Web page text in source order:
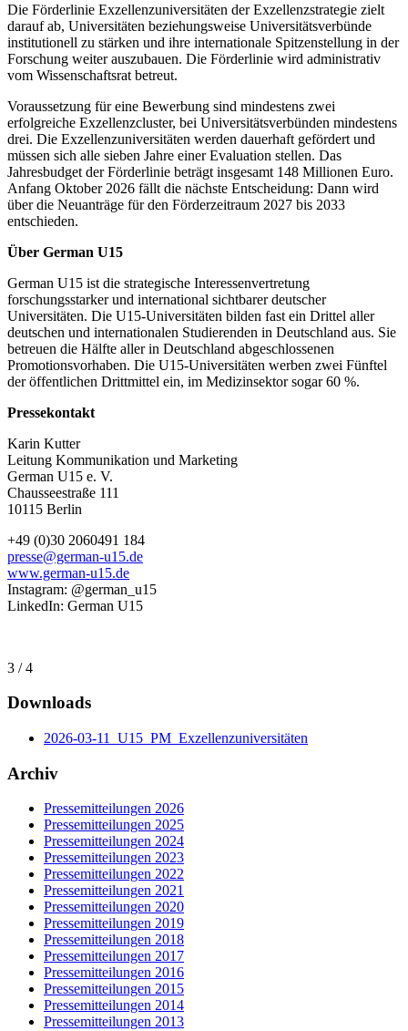
Die Förderlinie Exzellenzuniversitäten der Exzellenzstrategie zielt
darauf ab, Universitäten beziehungsweise Universitätsverbünde
institutionell zu stärken und ihre internationale Spitzenstellung in der
Forschung weiter auszubauen. Die Förderlinie wird administrativ
vom Wissenschaftsrat betreut.
Voraussetzung für eine Bewerbung sind mindestens zwei
erfolgreiche Exzellenzcluster, bei Universitätsverbünden mindestens
drei. Die Exzellenzuniversitäten werden dauerhaft gefördert und
müssen sich alle sieben Jahre einer Evaluation stellen. Das
Jahresbudget der Förderlinie beträgt insgesamt 148 Millionen Euro.
Anfang Oktober 2026 fällt die nächste Entscheidung: Dann wird
über die Neuanträge für den Förderzeitraum 2027 bis 2033
entschieden.
Über German U15
German U15 ist die strategische Interessenvertretung
forschungsstarker und international sichtbarer deutscher
Universitäten. Die U15-Universitäten bilden fast ein Drittel aller
deutschen und internationalen Studierenden in Deutschland aus. Sie
betreuen die Hälfte aller in Deutschland abgeschlossenen
Promotionsvorhaben. Die U15-Universitäten werben zwei Fünftel
der öffentlichen Drittmittel ein, im Medizinsektor sogar 60 %.
Pressekontakt
Karin Kutter
Leitung Kommunikation und Marketing
German U15 e. V.
Chausseestraße 111
10115 Berlin
+49 (0)30 2060491 184
presse@german-u15.de
www.german-u15.de
Instagram: @german_u15
LinkedIn: German U15
3 / 4
Downloads
2026-03-11_U15_PM_Exzellenzuniversitäten
Archiv
Pressemitteilungen 2026
Pressemitteilungen 2025
Pressemitteilungen 2024
Pressemitteilungen 2023
Pressemitteilungen 2022
Pressemitteilungen 2021
Pressemitteilungen 2020
Pressemitteilungen 2019
Pressemitteilungen 2018
Pressemitteilungen 2017
Pressemitteilungen 2016
Pressemitteilungen 2015
Pressemitteilungen 2014
Pressemitteilungen 2013